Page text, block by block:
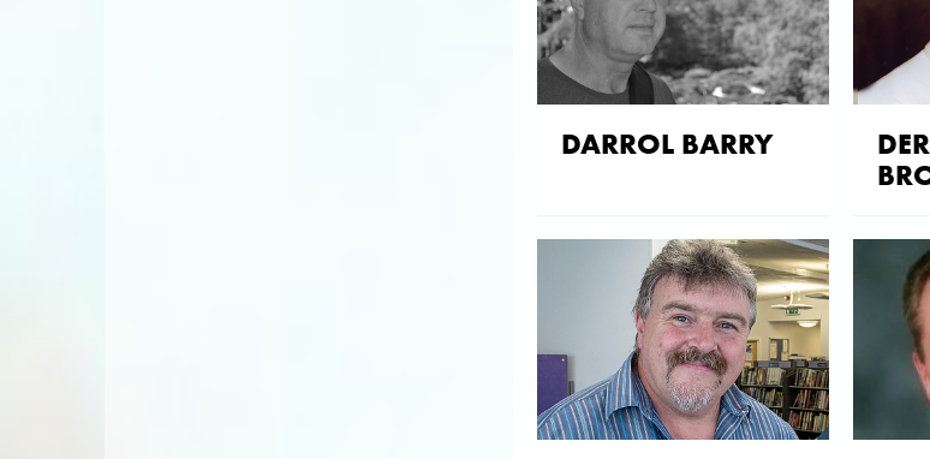
Liste wird ständig aktualisiert und
jedem Fall.
DARROL BARRY